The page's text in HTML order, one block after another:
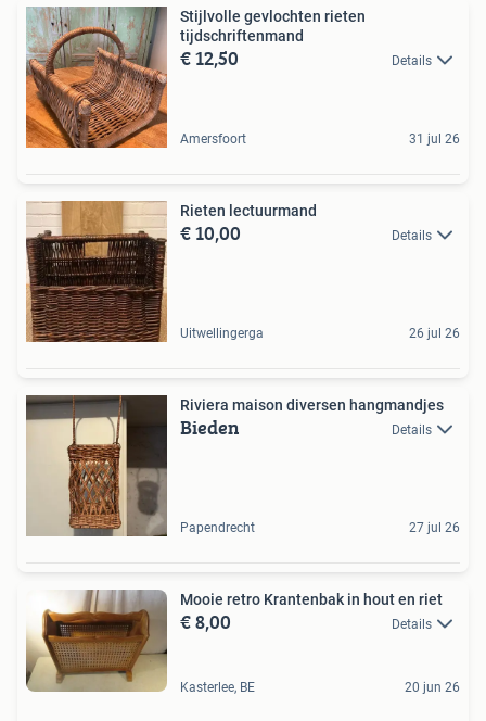
Stijlvolle gevlochten rieten
tijdschriftenmand
€ 12,50 Details
Amersfoort 31 jul 26
Rieten lectuurmand
€ 10,00 Details
Uitwellingerga 26 jul 26
Riviera maison diversen hangmandjes
Bieden Details
Papendrecht 27 jul 26
Mooie retro Krantenbak in hout en riet
€ 8,00 Details
Kasterlee, BE 20 jun 26